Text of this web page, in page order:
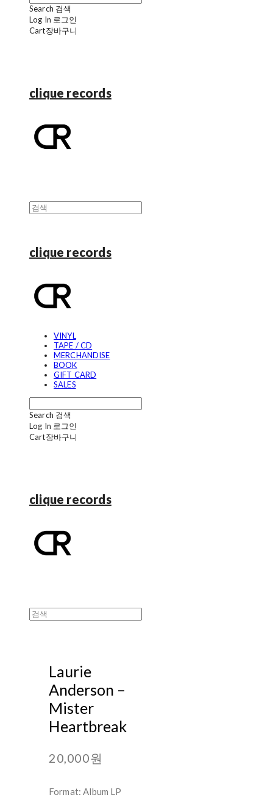
Search 검색
Log In 로그인
Cart장바구니
clique records
clique records
VINYL
TAPE / CD
MERCHANDISE
BOOK
GIFT CARD
SALES
Search 검색
Log In 로그인
Cart장바구니
clique records
Laurie
Anderson ‎–
Mister
Heartbreak
20,000원
Format: Album LP